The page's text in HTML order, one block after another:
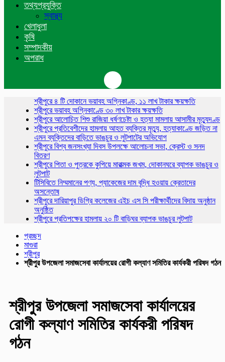
তথ্যপ্রযুক্তি
স্বাস্থ্য
খেলাধুলা
কৃষি
সম্পাদকীয়
অপরাধ
শ্রীপুরে ৪ টি দোকানে ভয়াবহ অগ্নিকাণ্ড, ১১ লাখ টাকার
ক্ষয়ক্ষতি
শ্রীপুরে ভয়াবহ অগ্নিকাণ্ডে ৩০ লাখ টাকার ক্ষয়ক্ষতি
শ্রীপুরে আলোচিত শিশু রাজিয়া ধর্ষণচেষ্টা ও হত্যা মামলায় আসামীর মৃত্যুদণ্ড
শ্রীপুরে প্রতিবেশীদের হামলায় আহত ব্যক্তির মৃত্যু, হত্যাকাণ্ডে জড়িত না
এমন ব্যক্তিদের বাড়িতে ভাঙচুর ও লুটপাটের অভিযোগ
শ্রীপুরে বিশ্ব জনসংখ্যা দিবস উপলক্ষে আলোচনা সভা, ক্রেস্ট ও সনদ
বিতরণ
শ্রীপুরে পিতা ও পুত্রকে কুপিয়ে মারাত্মক জখম, দোকানঘরে ব্যাপক ভাঙচুর ও
লুটপাট
টিসিবিতে নিম্মমানের পণ্য, প্যাকেজের দাম বৃদ্ধি হওয়ায় ক্রেতাদের
অসন্তোষ
শ্রীপুরে দারিয়াপুর ডিগ্রি কলেজের এইচ এস সি পরীক্ষার্থীদের বিদায় অনুষ্ঠান
অনুষ্ঠিত
প্রচ্ছদ
মাগুরা
শ্রীপুর
শ্রীপুর উপজেলা সমাজসেবা কার্যালয়ের
রোগী কল্যাণ সমিতির কার্যকরী পরিষদ
গঠন